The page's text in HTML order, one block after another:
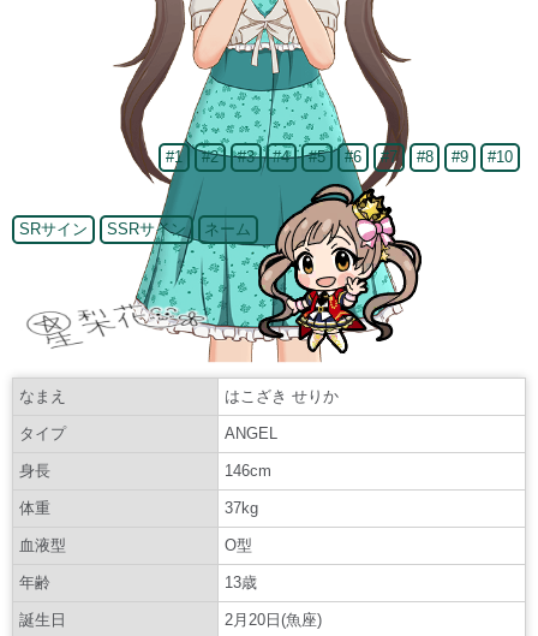
#1 #2 #3 #4 #5 #6 #7 #8 #9 #10
SRサイン SSRサイン ネーム
なまえ はこざき せりか
タイプ ANGEL
身長 146cm
体重 37kg
血液型 O型
年齢 13歳
誕生日 2月20日(魚座)